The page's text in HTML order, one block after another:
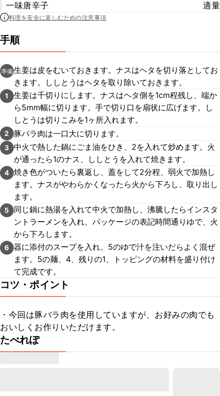
一味唐辛子
適量
料理を安全に楽しむための注意事項
手順
準備生姜は皮をむいておきます。ナスはヘタを切り落としてお
きます。ししとうはヘタを取り除いておきます。
1
生姜は千切りにします。ナスはヘタ側を1cm程残し、端か
ら5mm幅に切ります。手で切り口を扇状に広げます。し
しとうは切りこみを1ヶ所入れます。
2 豚バラ肉は一口大に切ります。
3 中火で熱した鍋にごま油をひき、2を入れて炒めます。火
が通ったら1のナス、ししとうを入れて焼きます。
4 焼き色がついたら裏返し、蓋をして2分程、弱火で加熱し
ます。ナスがやわらかくなったら火から下ろし、取り出し
ます。
5
同じ鍋に熱湯を入れて中火で加熱し、沸騰したらインスタ
ントラーメンを入れ、パッケージの表記時間通りゆで、火
から下ろします。
6 器に添付のスープを入れ、5のゆで汁を注いだらよく混ぜ
ます。5の麺、4、残りの1、トッピングの材料を盛り付け
て完成です。
コツ・ポイント
・今回は豚バラ肉を使用していますが、お好みの肉でも
おいしくお作りいただけます。
たべれぽ